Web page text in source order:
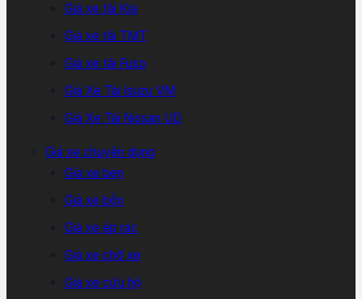
Giá xe tải Kia
Giá xe tải TMT
Giá xe tải Fuso
Giá Xe Tải Isuzu VM
Giá Xe Tải Nissan UD
Giá xe chuyên dụng
Giá xe ben
Giá xe bồn
Giá xe ép rác
Giá xe chở xe
Giá xe cứu hộ